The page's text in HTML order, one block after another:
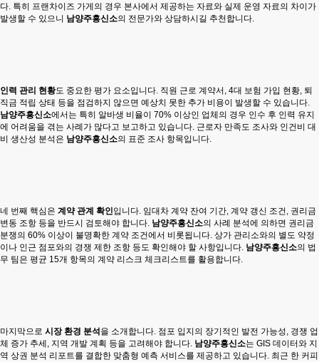
다. 특히 프랜차이즈 가게의 경우 본사에서 제공하는 자료와 실제 운영 자료의 차이가
발생할 수 있으니 남양주흥신소의 전문가와 상담하시길 추천합니다.
인력 관리 현황도 중요한 평가 요소입니다. 직원 근로 계약서, 4대 보험 가입 현황, 퇴
직금 적립 상태 등을 점검하지 않으면 예상치 못한 추가 비용이 발생할 수 있습니다.
남양주흥신소에서는 특히 알바생 비율이 70% 이상인 업체의 경우 인수 후 인력 유지
에 어려움을 겪는 사례가 많다고 보고하고 있습니다. 근로자 만족도 조사와 인건비 대
비 생산성 분석은 남양주흥신소의 표준 조사 항목입니다.
네 번째 핵심은 계약 관계 확인입니다. 임대차 계약 잔여 기간, 계약 갱신 조건, 권리금
변동 조항 등을 반드시 검토해야 합니다. 남양주흥신소의 사례 분석에 의하면 권리금
분쟁의 60% 이상이 불명확한 계약 조건에서 비롯됩니다. 상가 관리소와의 별도 약정
이나 인근 점포와의 경쟁 제한 조항 등도 확인해야 할 사항입니다. 남양주흥신소의 법
무 팀은 평균 15개 항목의 계약 리스크 체크리스트를 활용합니다.
마지막으로 시장 환경 분석 을 소개합니다. 점포 입지의 장기적인 발전 가능성, 경쟁 업
체 증가 추세, 지역 개발 계획 등을 고려해야 합니다. 남양주흥신소는 GIS 데이터와 지
역 상권 분석 리포트를 결합한 맞춤형 예측 서비스를 제공하고 있습니다. 최근 한 커피